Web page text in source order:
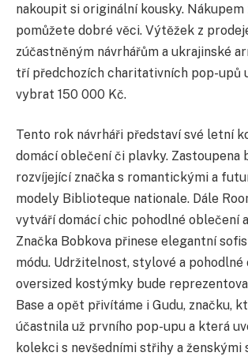
nakoupit si originální kousky. Nákupem
pomůžete dobré věci. Výtěžek z
zúčastněným návrhářům a ukrajinské
tří předchozích charitativních pop-upů
vybrat 150 000 Kč.
Tento rok návrháři představí své letní
domácí oblečení či plavky. Zastoupena
rozvíjející značka s romantickými a
modely Biblioteque nationale. Dále
vytváří domácí chic pohodlné oblečení
Značka Bobkova přinese elegantní
módu. Udržitelnost, stylové a pohodlné
oversized kostýmky bude
Base a opět přivítáme i Gudu, značku,
účastnila už prvního pop-upu a která
kolekci s nevšedními střihy a ženskými